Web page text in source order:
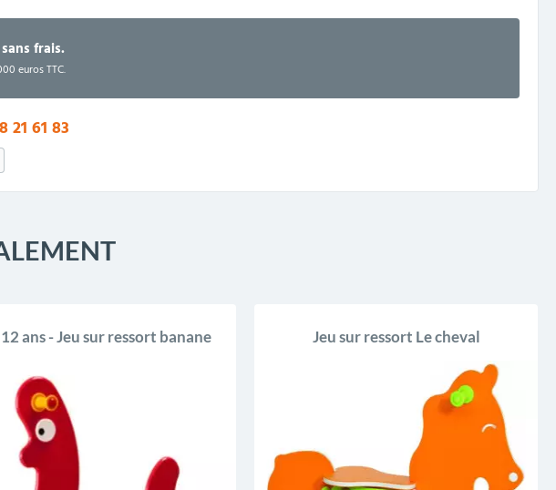
sans frais.
euros TTC.
21 61 83
ans - Jeu sur ressort banane Jeu sur ressort Le cheval